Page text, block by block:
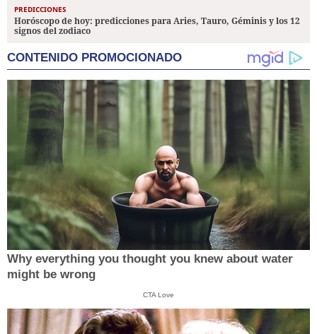
PREDICCIONES
Horóscopo de hoy: predicciones para Aries, Tauro, Géminis y los 12
signos del zodiaco
CONTENIDO PROMOCIONADO
Why everything you thought you knew about water
might be wrong
CTA Love